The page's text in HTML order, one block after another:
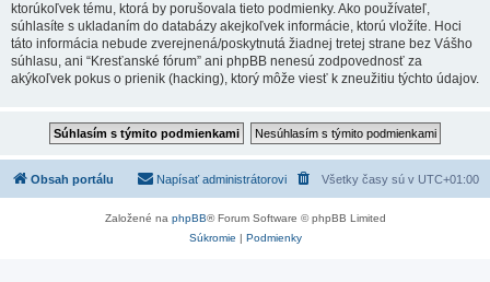
ktorúkoľvek tému, ktorá by porušovala tieto podmienky. Ako používateľ,
súhlasíte s ukladaním do databázy akejkoľvek informácie, ktorú vložíte. Hoci
táto informácia nebude zverejnená/poskytnutá žiadnej tretej strane bez Vášho
súhlasu, ani “Kresťanské fórum” ani phpBB nenesú zodpovednosť za
akýkoľvek pokus o prienik (hacking), ktorý môže viesť k zneužitiu týchto údajov.
Obsah portálu Všetky časy sú v UTC+01:00
Napísať administrátorovi
Založené na phpBB® Forum Software © phpBB Limited
Súkromie | Podmienky